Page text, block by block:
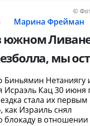
©
Марина Фрейман
южном
мы
Нетаниягу
Кац 30 июня
стала их первым
как Израиль снял
в